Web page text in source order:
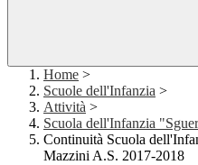
Home >
Scuole dell'Infanzia >
Attività >
Scuola dell'Infanzia
Continuità Scuola
Mazzini A.S. 2017-2018